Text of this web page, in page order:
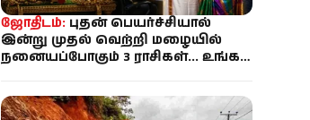
ஜோதிடம்: புதன் பெயர்ச்சியால்
இன்று முதல் வெற்றி மழையில்
நனையப்போகும் 3 ராசிகள்... உங்க